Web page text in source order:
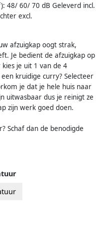
48/ 60/ 70 dB Geleverd incl.
excl.
afzuigkap oogt strak,
Je bedient de afzuigkap op
je uit 1 van de 4
kruidige curry? Selecteer
je dat je hele huis naar
uitwasbaar dus je reinigt ze
zijn werk goed doen.
Schaf dan de benodigde